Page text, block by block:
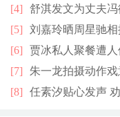
[4]
舒淇发文为丈夫
[5]
刘嘉玲晒周星驰
[6]
贾冰私人聚餐遭
[7]
朱一龙拍摄动作
[8]
任素汐贴心发声